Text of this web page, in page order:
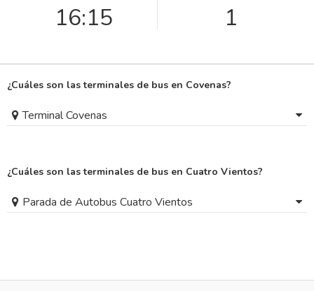
16:15 1
¿Cuáles son las terminales de bus en Covenas?
Terminal Covenas
¿Cuáles son las terminales de bus en Cuatro Vientos?
Parada de Autobus Cuatro Vientos